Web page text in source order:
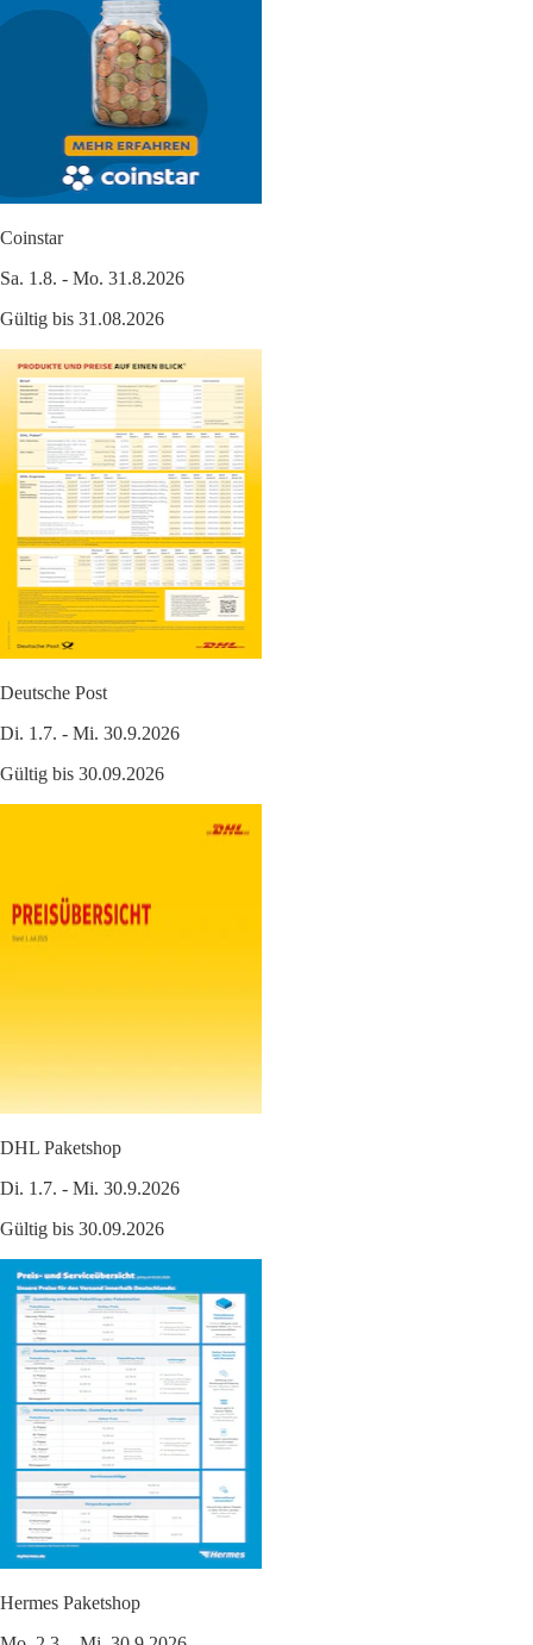
Coinstar
Sa. 1.8. - Mo. 31.8.2026
Gültig bis 31.08.2026
Deutsche Post
Di. 1.7. - Mi. 30.9.2026
Gültig bis 30.09.2026
DHL Paketshop
Di. 1.7. - Mi. 30.9.2026
Gültig bis 30.09.2026
Hermes Paketshop